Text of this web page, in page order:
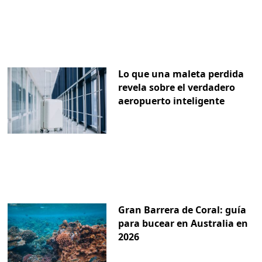
Lo que una maleta perdida
revela sobre el verdadero
aeropuerto inteligente
Gran Barrera de Coral: guía
para bucear en Australia en
2026